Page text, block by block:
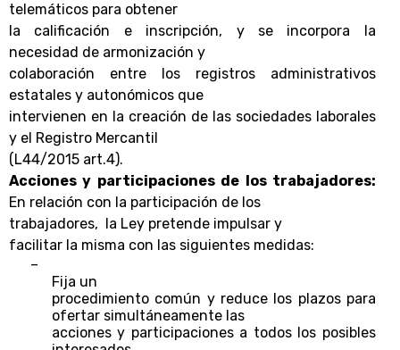
telemáticos para obtener
la calificación e inscripción, y se incorpora la
necesidad de armonización y
colaboración entre los registros administrativos
estatales y autonómicos que
intervienen en la creación de las sociedades laborales
y el Registro Mercantil
(L44/2015 art.4).
Acciones y participaciones de los trabajadores:
En relación con la participación de los
trabajadores,
la Ley pretende impulsar y
facilitar la misma con las siguientes medidas:
–
Fija un
procedimiento común y reduce los plazos para
ofertar simultáneamente las
acciones y participaciones a todos los posibles